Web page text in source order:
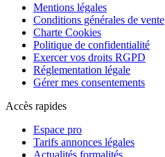
Mentions légales
Conditions générales de vente
Charte Cookies
Politique de confidentialité
Exercer vos droits RGPD
Réglementation légale
Gérer mes consentements
Accès rapides
Espace pro
Tarifs annonces légales
Actualités formalités